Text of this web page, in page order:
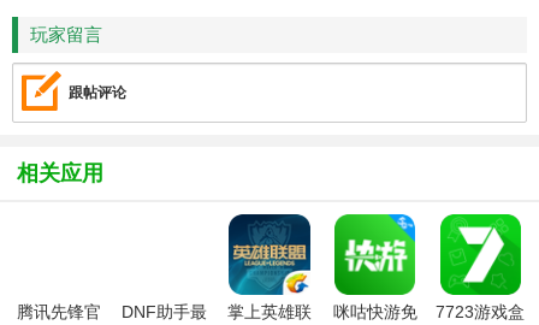
玩家留言
跟帖评论
相关应用
腾讯先锋官
DNF助手最
掌上英雄联
咪咕快游免
7723游戏盒